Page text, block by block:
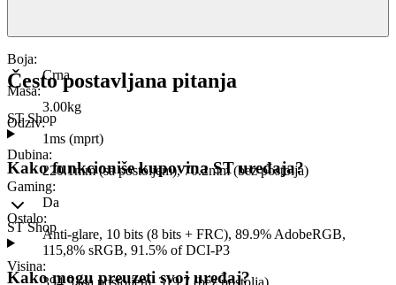
Boja:
Crna
Masa:
3.00kg
Odziv:
1ms (mprt)
Dubina:
220.1mm (sa postoljem), 70.2mm (bez postolja)
Gaming:
Da
Ostalo:
Anti-glare, 10 bits (8 bits + FRC), 89.9% AdobeRGB,
115,8% sRGB, 91.5% of DCI-P3
Visina:
394.5 (sa postoljem, 319.7 (bez postolja)
Često postavljana pitanja
ST Shop
Kako funkcioniše kupovina ST uređaja?
ST Shop
Kako mogu preuzeti svoj uređaj?